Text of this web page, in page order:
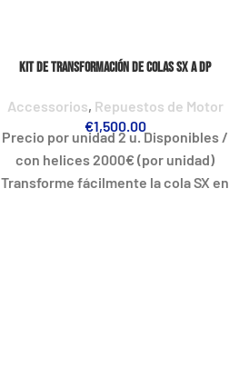
Kit de Transformación de Colas SX A DP
Accessorios, Repuestos de Motor
€1,500.00
Precio por unidad 2 u. Disponibles /
con helices 2000€ (por unidad)
Transforme fácilmente la cola SX en